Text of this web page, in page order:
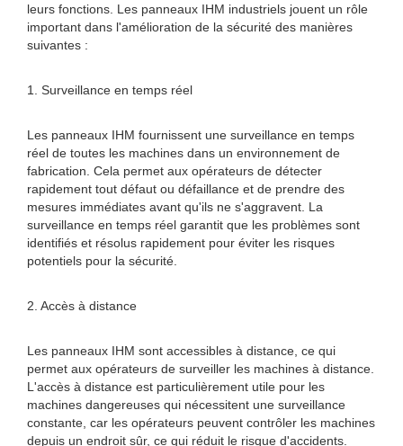
leurs fonctions. Les panneaux IHM industriels jouent un rôle
important dans l'amélioration de la sécurité des manières
suivantes :
1. Surveillance en temps réel
Les panneaux IHM fournissent une surveillance en temps
réel de toutes les machines dans un environnement de
fabrication. Cela permet aux opérateurs de détecter
rapidement tout défaut ou défaillance et de prendre des
mesures immédiates avant qu'ils ne s'aggravent. La
surveillance en temps réel garantit que les problèmes sont
identifiés et résolus rapidement pour éviter les risques
potentiels pour la sécurité.
2. Accès à distance
Les panneaux IHM sont accessibles à distance, ce qui
permet aux opérateurs de surveiller les machines à distance.
L'accès à distance est particulièrement utile pour les
machines dangereuses qui nécessitent une surveillance
constante, car les opérateurs peuvent contrôler les machines
depuis un endroit sûr, ce qui réduit le risque d'accidents.